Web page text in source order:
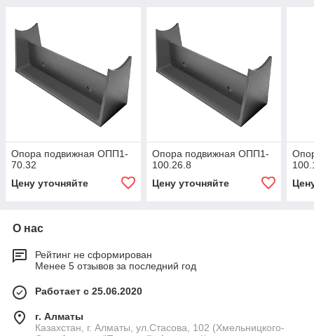
Опора подвижная ОПП1-
70.32
Цену уточняйте
Опора подвижная ОПП1-
100.26.8
Цену уточняйте
О нас
Рейтинг не сформирован
Менее 5 отзывов за последний год
Работает с 25.06.2020
г. Алматы
Казахстан, г. Алматы, ул.Стасова, 102 (Хмельницкого-